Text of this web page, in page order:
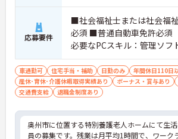
応募要件
■社会福祉士または社会福
必須 ■普通自動車免許必須
必要なPCスキル：管理ソフ
算ソフトの操作（文字・数
書作成ができれば尚可
車通勤可 住宅手当・補助 日勤のみ 年間休日110日
産休･育休･介護休暇取得実績あり
ボーナス・賞与あり
交通費支給
退職金制度あり
奥州市に位置する特別養護老人ホームにて生
員の募集です。残業は月平均1時間で、ワーク